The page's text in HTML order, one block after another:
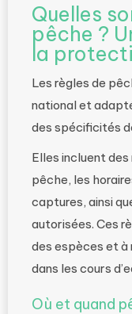
Quelles
pêche ?
la
Les règles de
national et
des spécificités
Elles incluent
pêche, les
captures, ainsi
autorisées. Ces
des espèces et à
dans les cours
Où et quand